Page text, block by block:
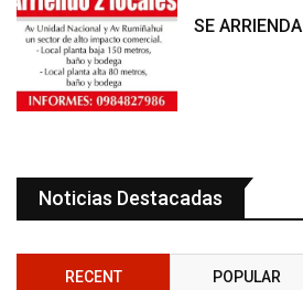
SE ARRIENDA
Noticias Destacadas
RECENT POPULAR